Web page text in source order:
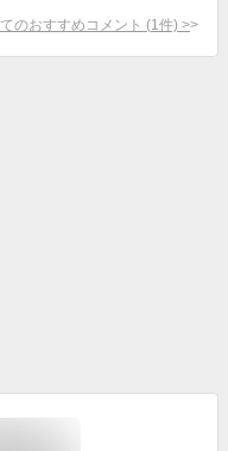
のおすすめコメント (1 件) >